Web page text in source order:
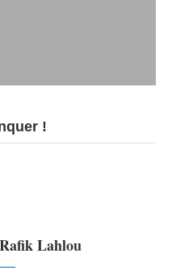
!
Lahlou